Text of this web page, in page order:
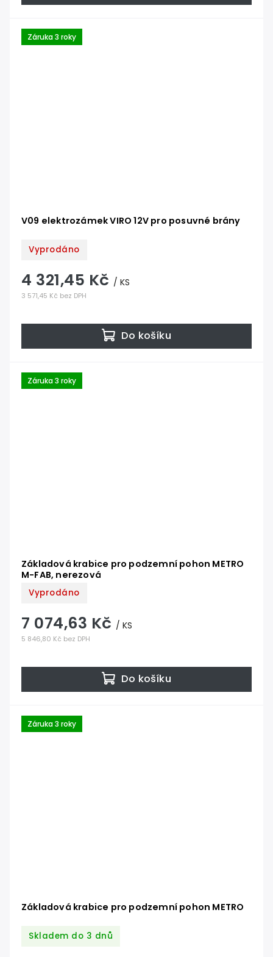
Záruka 3 roky
V09 elektrozámek VIRO 12V pro posuvné brány
Vyprodáno
3 571,45 Kč bez DPH
4 321,45 Kč / KS
Do košíku
Záruka 3 roky
Základová krabice pro podzemní pohon METRO
M-FAB, nerezová
Vyprodáno
5 846,80 Kč bez DPH
7 074,63 Kč / KS
Do košíku
Záruka 3 roky
Základová krabice pro podzemní pohon METRO
Skladem do 3 dnů